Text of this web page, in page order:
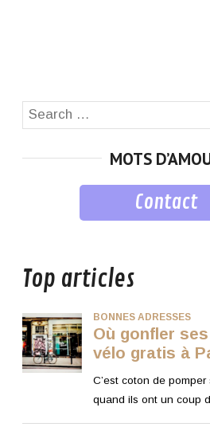
Search
MOTS
Contact
Top articles